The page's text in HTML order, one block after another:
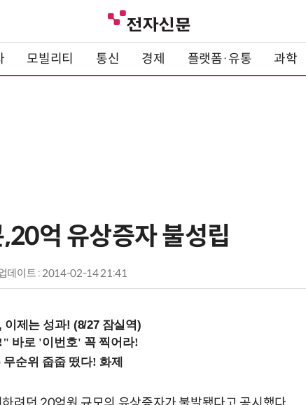
모빌리티 통신 경제 플랫폼·유통 과학
억 유상증자 불성립
데이트 : 2014-02-14 21:41
제는 성과! (8/27 잠실역)